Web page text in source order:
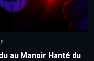
au Manoir Hanté du